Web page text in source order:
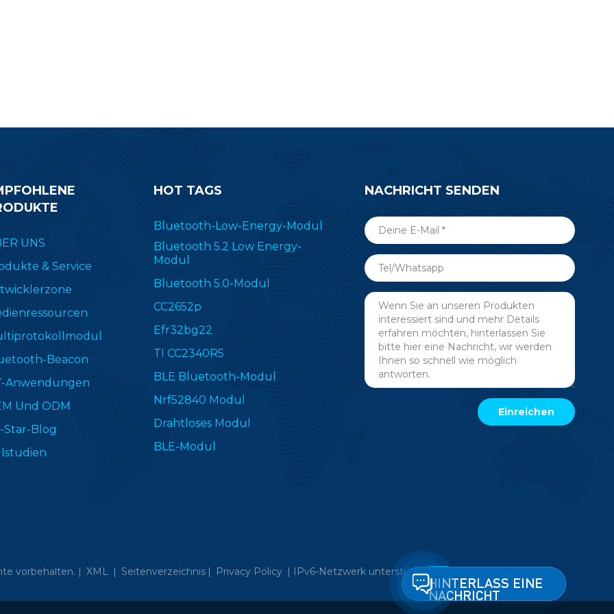
UNS
& Service
Beacon
Anwendungen
Und ODM
Star-Blog
HOT TAGS
Bluetooth-Low-Energy-Modul
Bluetooth 5.2 Low Energy-
Modul
Bluetooth 5.0-Modul
CC2652p
Efr32bg22
TI CC2340R5
BLE Bluetooth-Modul
Nrf52840 Modul
Drahtloses Modul
BLE-Modul
NACHRICHT SENDEN
vorbehalten. | XML | Seitenverzeichnis | Privacy Policy | IPv6-Netzwerk unterstützt
HINTERLASS EINE
NACHRICHT